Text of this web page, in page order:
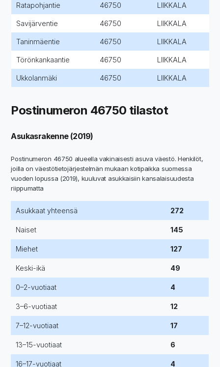
Ratapohjantie 46750 LIIKKALA
Savijärventie 46750 LIIKKALA
Taninmäentie 46750 LIIKKALA
Törönkankaantie 46750 LIIKKALA
Ukkolanmäki 46750 LIIKKALA
Postinumeron 46750 tilastot
Asukasrakenne (2019)
Postinumeron 46750 alueella vakinaisesti asuva väestö. Henkilöt,
joilla on väestötietojärjestelmän mukaan kotipaikka suomessa
vuoden lopussa (2019), kuuluvat asukkaisiin kansalaisuudesta
riippumatta
Asukkaat yhteensä 272
Naiset 145
Miehet 127
Keski-ikä 49
0–2-vuotiaat 4
3–6-vuotiaat 12
7–12-vuotiaat 17
13–15-vuotiaat 6
16–17-vuotiaat 4